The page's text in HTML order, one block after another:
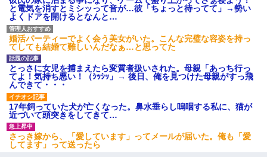
元夫の連れ子「俺の結婚式の時くらい、母親としての責任
を果たそうとは思わないのか！」→どうも連れ子は…
｢昨日はお兄ちゃんと一緒にお風呂に入っちゃった～｣とか
毎日兄の話をしていたA子が事故で亡くなった。→Ａ子のお
母さんの話に驚愕…
「お前の父ちゃんは自宅警備員」とかからかわれたけど、
実はとんでもない仕事に就いていた
友人「酒の勢いで女先輩をホテルに連れ込んだｗｗｗｗ
ｗ」俺「…」
と電気を消すとミシッって音が…彼「ちょっと待ってて」→勢い
よくドアを開けるとなんと…
婚活パーティーでよく会う美女がいた。こんな完璧な容姿を持っ
てしても結婚て難しいんだなぁ…と思ってた
とっさに女児を捕まえたら変質者扱いされた。母親「あっち行っ
てよ！気持ち悪い！（ｼｯｼｯ」→ 後日、俺を見つけた母親がすっ飛
んできて・・・
17年飼っていた犬が亡くなった。鼻水垂らし嗚咽する私に、猫が
近づいて頭突きをしてきて…
さっき嫁から、「愛しています」ってメールが届いた。俺も「愛
してます」って送ったら